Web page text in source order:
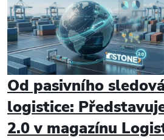
Od pasivního
logistice:
2.0 v magazínu